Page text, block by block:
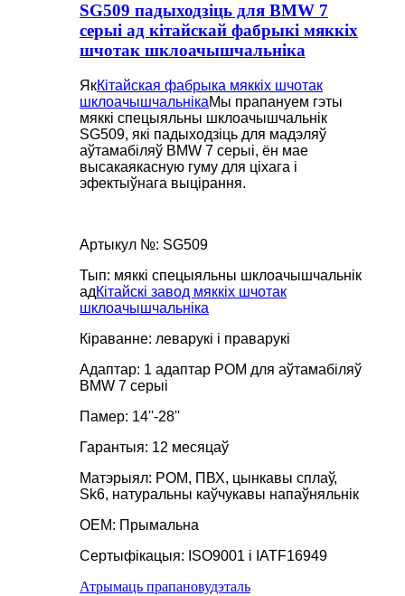
SG509 падыходзіць для BMW 7
серыі ад кітайскай фабрыкі мяккіх
шчотак шклоачышчальніка
ЯкКітайская фабрыка мяккіх шчотак
шклоачышчальнікаМы прапануем гэты
мяккі спецыяльны шклоачышчальнік
SG509, які падыходзіць для мадэляў
аўтамабіляў BMW 7 серыі, ён мае
высакаякасную гуму для ціхага і
эфектыўнага выцірання.
Артыкул №: SG509
Тып: мяккі спецыяльны шклоачышчальнік
адКітайскі завод мяккіх шчотак
шклоачышчальніка
Кіраванне: леварукі і праварукі
Адаптар: 1 адаптар POM для аўтамабіляў
BMW 7 серыі
Памер: 14''-28''
Гарантыя: 12 месяцаў
Матэрыял: POM, ПВХ, цынкавы сплаў,
Sk6, натуральны каўчукавы напаўняльнік
OEM: Прымальна
Сертыфікацыя: ISO9001 і IATF16949
Атрымаць прапановудэталь